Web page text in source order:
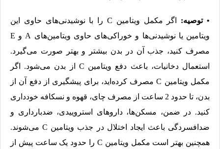
• توصیه:
اگر مکمل ویتامین C را با نوشیدنی‌های حاوی این
ویتامین یا نوشیدنی‌ها و خوراکی‌های حاوی ویتامین‌های A و E
مصرف کنید، جذب آن در بدن بیشتر و بهتر صورت می‌گیرد.
استعمال دخانیات، باعث دفع ویتامین C از بدن می‌شود. اگر
مکمل ویتامین C مصرف کرده‌اید، برای پیشگیری از دفع آن از
بدن، تا حدود 2 ساعت از مصرف چای، قهوه و نسکافه خودداری
کنید. در ضمن، مسکن‌ها، داروهای استروییدی، ضدبارداری و
ضدافسردگی باعث ایجاد اختلال در جذب ویتامین C می‌شوند.
همچنین بهتر است مکمل ویتامین C را حدود یک ساعت پیش از